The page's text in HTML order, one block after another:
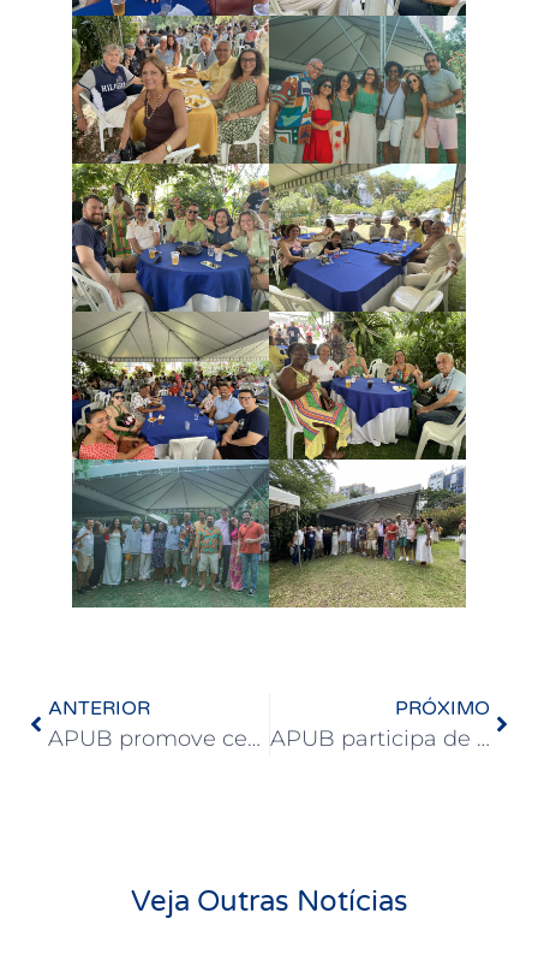
ANTERIOR
APUB promove cerimônia de homenagem ao músico Tenório Jr.
PRÓXIMO
APUB participa de ato contra a Reforma Administrativa promovido na ASSUFBA
Veja Outras Notícias